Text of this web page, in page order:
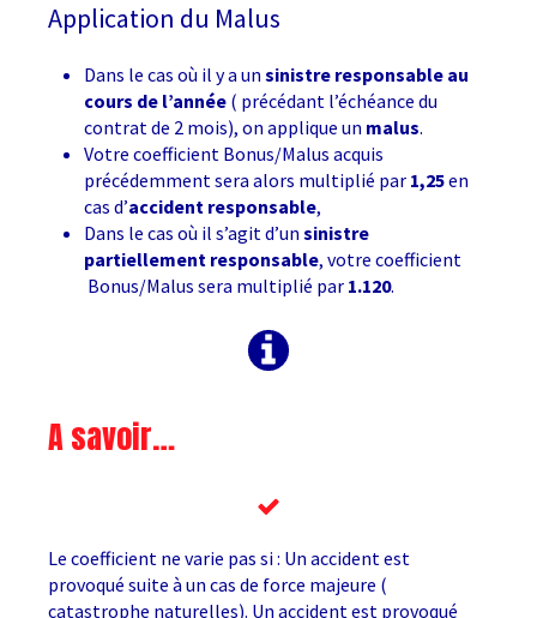
Application du Malus
Dans le cas où il y a un sinistre responsable au
cours de l’année ( précédant l’échéance du
contrat de 2 mois), on applique un malus.
Votre coefficient Bonus/Malus acquis
précédemment sera alors multiplié par 1,25en
cas d’accident responsable,
Dans le cas où il s’agit d’un sinistre
partiellement responsable, votre coefficient
Bonus/Malus sera multiplié par 1.120.
A savoir…
Le coefficient ne varie pas si : Un accident est
provoqué suite à un cas de force majeure (
catastrophe naturelles). Un accident est provoqué